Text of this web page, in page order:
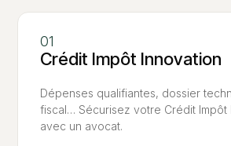
Crédit Impôt Innovation
Dépenses qualifiantes, dossier
fiscal… Sécurisez votre Crédit Impôt
avec un avocat.